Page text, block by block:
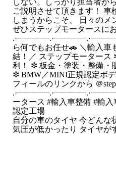
自分の車のタイヤ 今どんな
気圧が低かったり タイヤが